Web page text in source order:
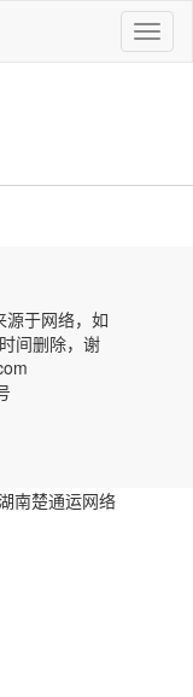
切
换
源于网络，如
间删除，谢
南楚通运网络